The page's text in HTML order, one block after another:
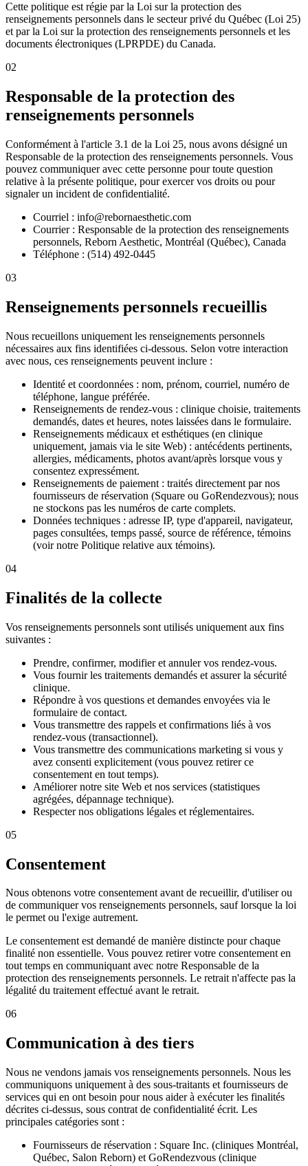
Cette politique est régie par la Loi sur la protection des
renseignements personnels dans le secteur privé du Québec (Loi 25)
et par la Loi sur la protection des renseignements personnels et les
documents électroniques (LPRPDE) du Canada.
02
Responsable de la protection des
renseignements personnels
Conformément à l'article 3.1 de la Loi 25, nous avons désigné un
Responsable de la protection des renseignements personnels. Vous
pouvez communiquer avec cette personne pour toute question
relative à la présente politique, pour exercer vos droits ou pour
signaler un incident de confidentialité.
Courriel : info@rebornaesthetic.com
Courrier : Responsable de la protection des renseignements
personnels, Reborn Aesthetic, Montréal (Québec), Canada
Téléphone : (514) 492-0445
03
Renseignements personnels recueillis
Nous recueillons uniquement les renseignements personnels
nécessaires aux fins identifiées ci-dessous. Selon votre interaction
avec nous, ces renseignements peuvent inclure :
Identité et coordonnées : nom, prénom, courriel, numéro de
téléphone, langue préférée.
Renseignements de rendez-vous : clinique choisie, traitements
demandés, dates et heures, notes laissées dans le formulaire.
Renseignements médicaux et esthétiques (en clinique
uniquement, jamais via le site Web) : antécédents pertinents,
allergies, médicaments, photos avant/après lorsque vous y
consentez expressément.
Renseignements de paiement : traités directement par nos
fournisseurs de réservation (Square ou GoRendezvous); nous
ne stockons pas les numéros de carte complets.
Données techniques : adresse IP, type d'appareil, navigateur,
pages consultées, temps passé, source de référence, témoins
(voir notre Politique relative aux témoins).
04
Finalités de la collecte
Vos renseignements personnels sont utilisés uniquement aux fins
suivantes :
Prendre, confirmer, modifier et annuler vos rendez-vous.
Vous fournir les traitements demandés et assurer la sécurité
clinique.
Répondre à vos questions et demandes envoyées via le
formulaire de contact.
Vous transmettre des rappels et confirmations liés à vos
rendez-vous (transactionnel).
Vous transmettre des communications marketing si vous y
avez consenti explicitement (vous pouvez retirer ce
consentement en tout temps).
Améliorer notre site Web et nos services (statistiques
agrégées, dépannage technique).
Respecter nos obligations légales et réglementaires.
05
Consentement
Nous obtenons votre consentement avant de recueillir, d'utiliser ou
de communiquer vos renseignements personnels, sauf lorsque la loi
le permet ou l'exige autrement.
Le consentement est demandé de manière distincte pour chaque
finalité non essentielle. Vous pouvez retirer votre consentement en
tout temps en communiquant avec notre Responsable de la
protection des renseignements personnels. Le retrait n'affecte pas la
légalité du traitement effectué avant le retrait.
06
Communication à des tiers
Nous ne vendons jamais vos renseignements personnels. Nous les
communiquons uniquement à des sous-traitants et fournisseurs de
services qui en ont besoin pour nous aider à exécuter les finalités
décrites ci-dessus, sous contrat de confidentialité écrit. Les
principales catégories sont :
Fournisseurs de réservation : Square Inc. (cliniques Montréal,
Québec, Salon Reborn) et GoRendezvous (clinique